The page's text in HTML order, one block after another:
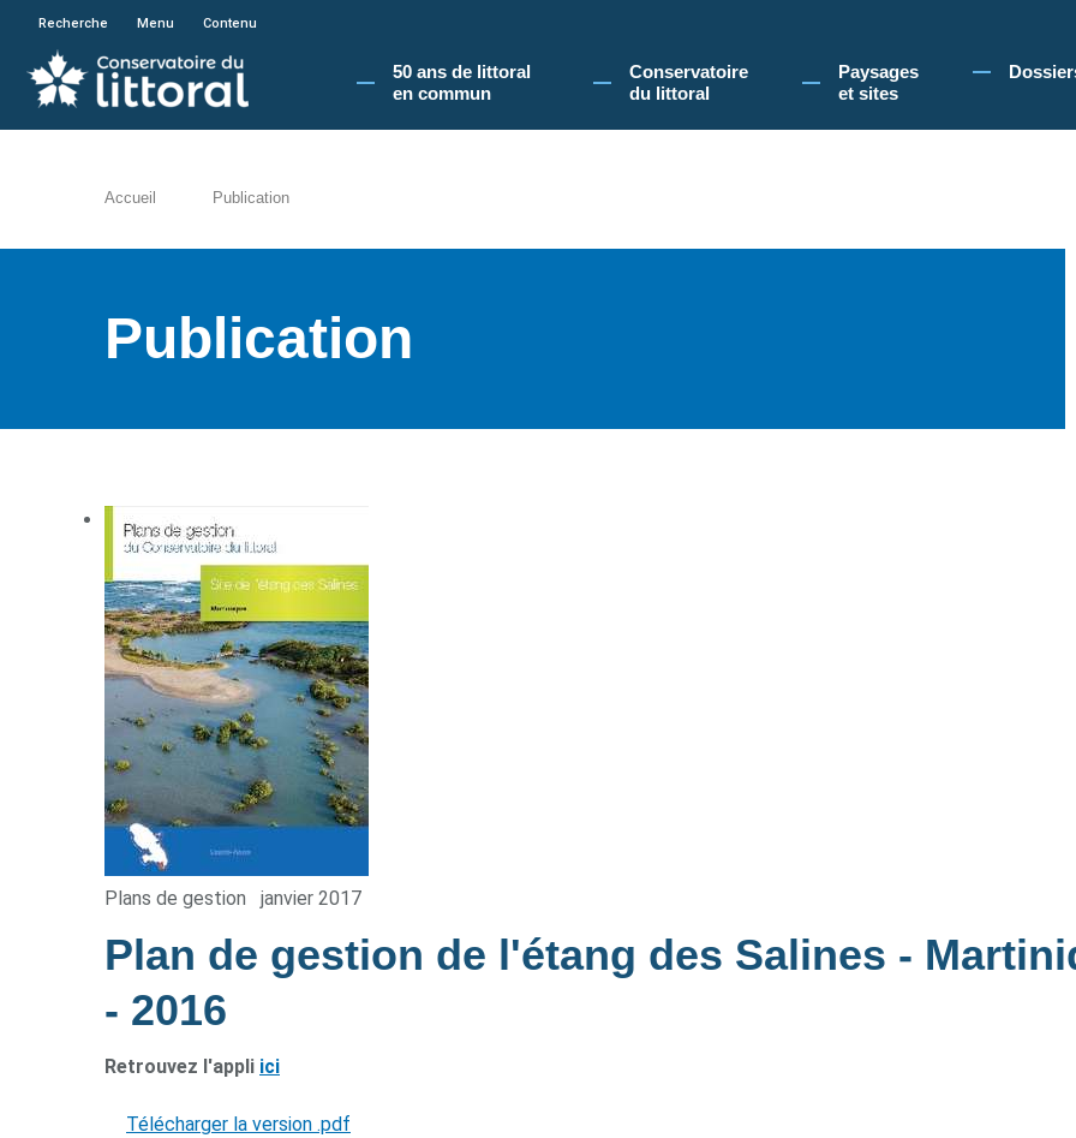
En poursuivant votre navigation sur le site du Conservatoire du littoral, vous acceptez l'utilisation de cookies pour vous
Recherche Menu Contenu
50 ans de littoral
en commun​
Conservatoire
du littoral
Paysages
et sites
Accueil Publication
Publication
Plans de gestion janvier 2017
Plan de gestion de l'étang des Salines -
- 2016
Retrouvez l'appli ici
Télécharger la version .pdf